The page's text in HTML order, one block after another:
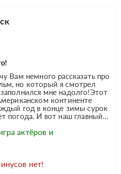
Вам немного рассказать про
но который я смотрел
мне надолго!Этот
континенте
год в конце зимы сурок
погода. И вот наш главный...
актёров и
нет!